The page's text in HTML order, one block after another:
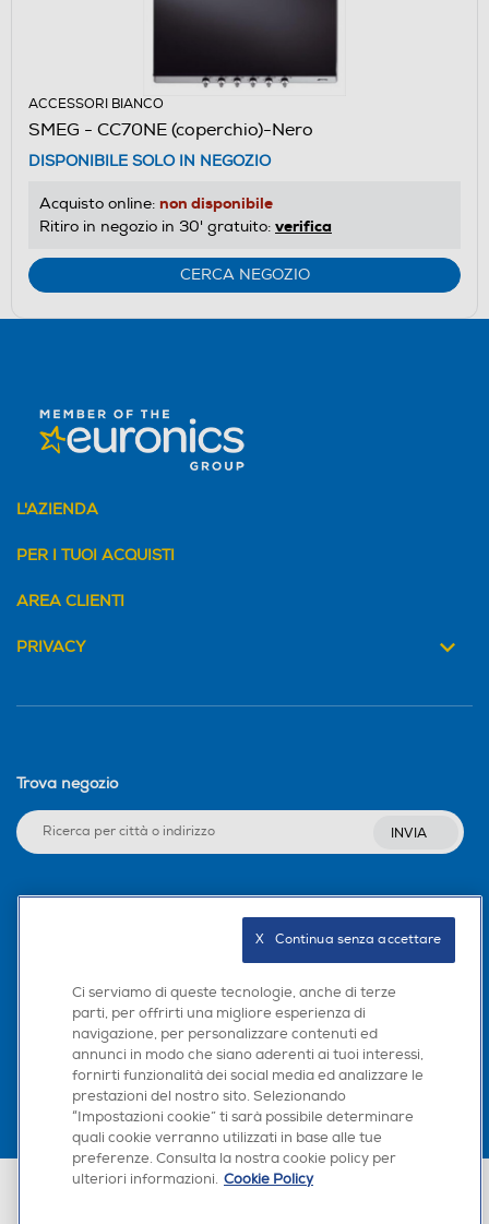
ACCESSORI BIANCO
SMEG - CC70NE (coperchio)-Nero
DISPONIBILE SOLO IN NEGOZIO
Acquisto online: non disponibile
Ritiro in negozio in 30' gratuito: verifica
CERCA NEGOZIO
L'AZIENDA
PER I TUOI ACQUISTI
AREA CLIENTI
PRIVACY
Trova negozio
INVIA
Scarica la nostra app
Euronics Italia SpA. Sede legale Via Montefeltro, 6/a 20156 Milano
Ci serviamo di queste tecnologie, anche di terze
parti, per offrirti una migliore esperienza di
navigazione, per personalizzare contenuti ed
annunci in modo che siano aderenti ai tuoi interessi,
fornirti funzionalità dei social media ed analizzare le
prestazioni del nostro sito. Selezionando
“Impostazioni cookie” ti sarà possibile determinare
quali cookie verranno utilizzati in base alle tue
preferenze. Consulta la nostra cookie policy per
ulteriori informazioni. Cookie Policy
X   Continua senza accettare